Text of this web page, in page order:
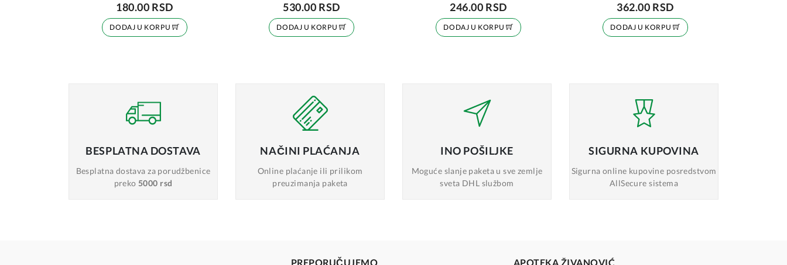
180.00 RSD
DODAJ U KORPU
530.00 RSD
DODAJ U KORPU
246.00 RSD
DODAJ U KORPU
362.00 RSD
DODAJ U KORPU
BESPLATNA DOSTAVA
Besplatna dostavaza porudžbenice
preko 5000 rsd
NAČINI PLAĆANJA
Online plaćanje ili prilikom
preuzimanja paketa
INO POŠILJKE
Moguće slanje paketa u sve zemlje
sveta DHL službom
SIGURNA KUPOVINA
Sigurna online kupovine posredstvom
AllSecure sistema
PREPORUČUJEMO APOTEKA ŽIVANOVIĆ